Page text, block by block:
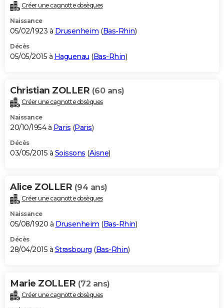
Créer une cagnotte obsèques
Naissance
05/02/1923 à Drusenheim (Bas-Rhin)
Décès
05/05/2015 à Haguenau (Bas-Rhin)
Christian ZOLLER (60 ans)
Créer une cagnotte obsèques
Naissance
20/10/1954 à Paris (Paris)
Décès
03/05/2015 à Soissons (Aisne)
Alice ZOLLER (94 ans)
Créer une cagnotte obsèques
Naissance
05/08/1920 à Drusenheim (Bas-Rhin)
Décès
28/04/2015 à Strasbourg (Bas-Rhin)
Marie ZOLLER (72 ans)
Créer une cagnotte obsèques